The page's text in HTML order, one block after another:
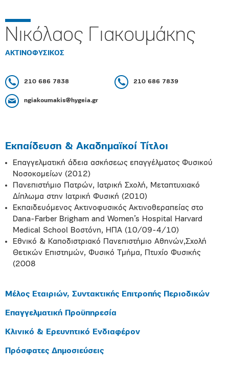
Νικόλαος Γιακουμάκης
ΑΚΤΙΝΟΦΥΣΙΚΟΣ
210 686 7838 210 686 7839
ngiakoumakis@hygeia.gr
Εκπαίδευση & Ακαδημαϊκοί Τίτλοι
Επαγγελματική άδεια ασκήσεως επαγγέλματος Φυσικού
Νοσοκομείων (2012)
Πανεπιστήμιο Πατρών, Ιατρική Σχολή, Μεταπτυχιακό
Δίπλωμα στην Ιατρική Φυσική (2010)
Εκπαιδευόμενος Ακτινοφυσικός Ακτινοθεραπείας στο
Dana-Farber Brigham and Women’s Hospital Ηarvard
Medical School Βοστόνη, ΗΠΑ (10/09-4/10)
Εθνικό & Καποδιστριακό Πανεπιστήμιο Αθηνών,Σχολή
Θετικών Επιστημών, Φυσικό Τμήμα, Πτυχίο Φυσικής
(2008
Μέλος Εταιριών, Συντακτικής Επιτροπής Περιοδικών
Επαγγελματική Προϋπηρεσία
Κλινικό & Ερευνητικό Ενδιαφέρον
Πρόσφατες Δημοσιεύσεις